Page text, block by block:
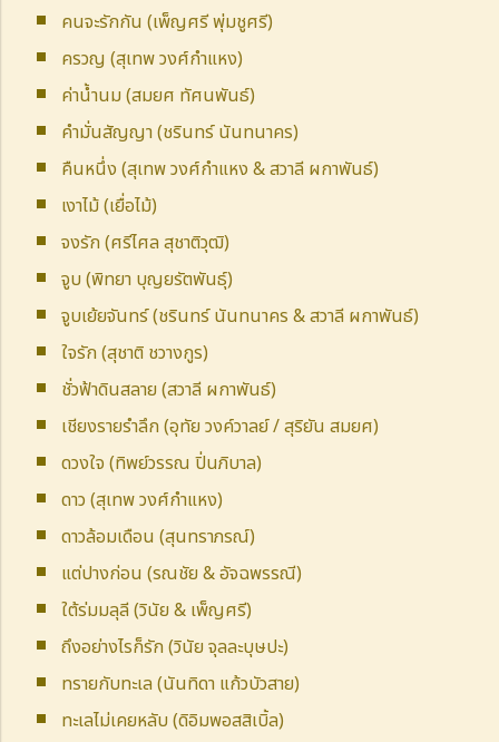
คนจะรักกัน (เพ็ญศรี พุ่มชูศรี)
ครวญ (สุเทพ วงศ์กำแหง)
ค่าน้ำนม (สมยศ ทัศนพันธ์)
คำมั่นสัญญา (ชรินทร์ นันทนาคร)
คืนหนึ่ง (สุเทพ วงศ์กำแหง & สวาลี ผกาพันธ์)
เงาไม้ (เยื่อไม้)
จงรัก (ศรีไศล สุชาติวุฒิ)
จูบ (พิทยา บุญยรัตพันธุ์)
จูบเย้ยจันทร์ (ชรินทร์ นันทนาคร & สวาลี ผกาพันธ์)
ใจรัก (สุชาติ ชวางกูร)
ชั่วฟ้าดินสลาย (สวาลี ผกาพันธ์)
เชียงรายรำลึก (อุทัย วงค์วาลย์ / สุริยัน สมยศ)
ดวงใจ (ทิพย์วรรณ ปิ่นภิบาล)
ดาว (สุเทพ วงศ์กำแหง)
ดาวล้อมเดือน (สุนทราภรณ์)
แต่ปางก่อน (รณชัย & อัจฉพรรณี)
ใต้ร่มมลุลี (วินัย & เพ็ญศรี)
ถึงอย่างไรก็รัก (วินัย จุลละบุษปะ)
ทรายกับทะเล (นันทิดา แก้วบัวสาย)
ทะเลไม่เคยหลับ (ดิอิมพอสสิเบิ้ล)